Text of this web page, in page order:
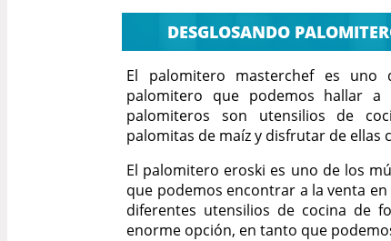
Reversible, Fácil
Diseño
Antideslizante,
292980
DESGLOSANDO
El palomitero masterchef es
palomitero que podemos hallar
palomiteros son utensilios de
palomitas de maíz y disfrutar de ellas
El palomitero eroski es uno de los
que podemos encontrar a la venta
diferentes utensilios de cocina de
enorme opción, en tanto que